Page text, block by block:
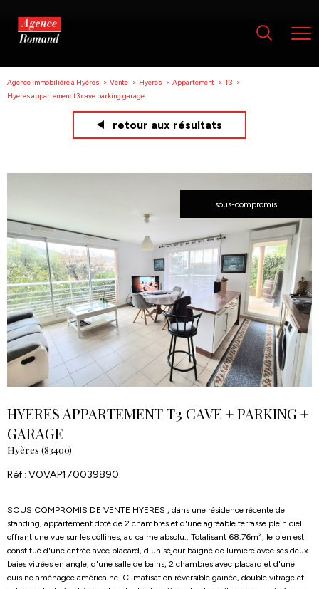
Agence immobilière à Hyères Vente Hyeres Appartement
T3
Hyeres appartement t3 cave parking garage
retour aux résultats
sous-compromis
HYERES APPARTEMENT T3 CAVE + PARKING +
GARAGE
Hyères (83400)
Réf : VOVAP170039890
SOUS COMPROMIS DE VENTE HYERES , dans une résidence récente de
standing, appartement doté de 2 chambres et d'une agréable terrasse plein ciel
offrant une vue sur les collines, au calme absolu.. Totalisant 68.76m², le bien est
constitué d'une entrée avec placard, d'un séjour baigné de lumière avec ses deux
baies vitrées en angle, d'une salle de bains, 2 chambres avec placard et d'une
cuisine aménagée américaine. Climatisation réversible gainée, double vitrage et